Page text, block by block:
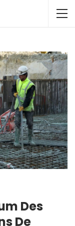
Des
De